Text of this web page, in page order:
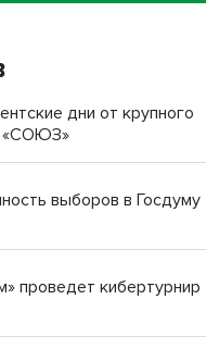
селе лошади
избиение врачей
женой вошли в топ-16
в Искитиме
дни от крупного
«СОЮЗ»
выборов в Госдуму
проведет кибертурнир